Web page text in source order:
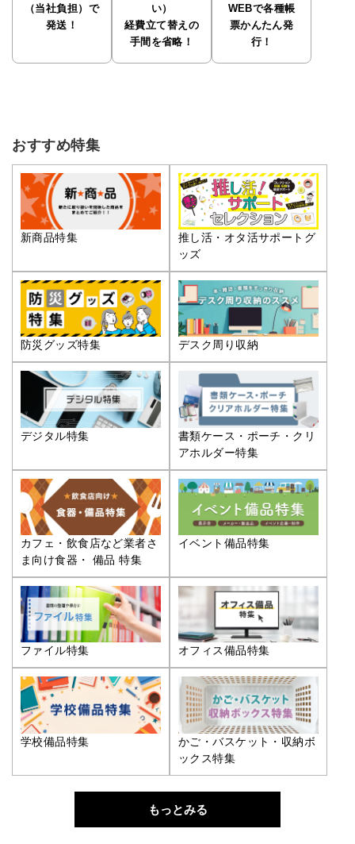
（当社負担）で
発送！
い）
経費立て替えの
手間を省略！
WEBで各種帳
票かんたん発
行！
おすすめ特集
新商品特集
推し活・オタ活サポートグ
ッズ
防災グッズ特集 デスク周り収納
デジタル特集
書類ケース・ポーチ・クリ
アホルダー特集
カフェ・飲食店など業者さ
ま向け食器・ 備品 特集
イベント備品特集
ファイル特集 オフィス備品特集
学校備品特集
かご・バスケット・収納ボ
ックス特集
もっとみる